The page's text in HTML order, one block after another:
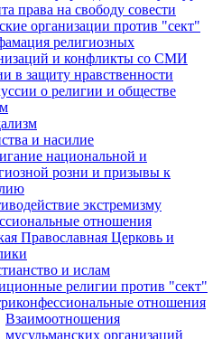
права на свободу совести
организации против "сект"
религиозных
и конфликты со СМИ
в защиту нравственности
о религии и обществе
и насилие
национальной и
розни и призывы к
экстремизму
отношения
Православная Церковь и
и ислам
религии против "сект"
отношения
Взаимоотношения
мусульманских организаций